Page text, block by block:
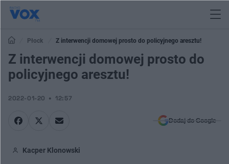
Płock Z interwencji domowej prosto do policyjnego aresztu!
Z interwencji domowej prosto do
policyjnego aresztu!
2022-01-20 12:57
Dodaj do Google
Kacper Klonowski